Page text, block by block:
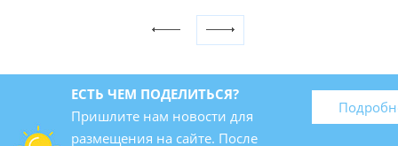
ЕСТЬ ЧЕМ ПОДЕЛИТЬСЯ?
Пришлите нам новости для
размещения на сайте. После